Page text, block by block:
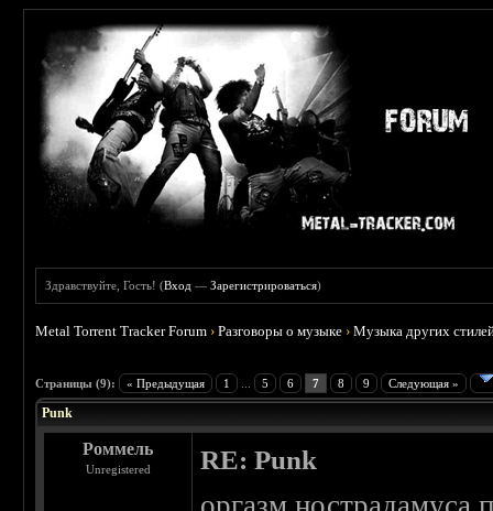
Здравствуйте, Гость! (Вход —Зарегистрироваться)
Metal Torrent Tracker Forum ›Разговоры о музыке ›Музыка других
Страницы (9): « Предыдущая 1 5 6 7 8 9 Следующая »
Punk
Роммель
Unregistered RE: Punk